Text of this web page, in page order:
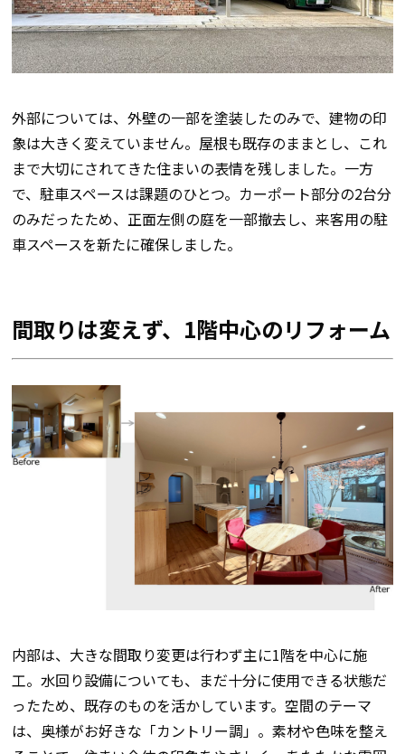
外部については、外壁の一部を塗装したのみで、建物の印
象は大きく変えていません。屋根も既存のままとし、これ
まで大切にされてきた住まいの表情を残しました。一方
で、駐車スペースは課題のひとつ。カーポート部分の2台分
のみだったため、正面左側の庭を一部撤去し、来客用の駐
車スペースを新たに確保しました。
間取りは変えず、1階中心のリフォーム
内部は、 大きな間取り変更は行わず主に1階を中心に施
工。水回り設備についても、まだ十分に使用できる状態だ
ったため、既存のものを活かしています。空間のテーマ
は、奥様がお好きな「カントリー調」。素材や色味を整え